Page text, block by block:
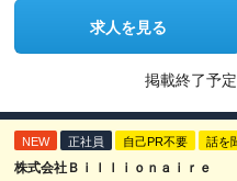
求人を見る
掲載終了予定
NEW 正社員 自己PR不要 話を
株式会社Ｂｉｌｌｉｏｎａｉｒｅ